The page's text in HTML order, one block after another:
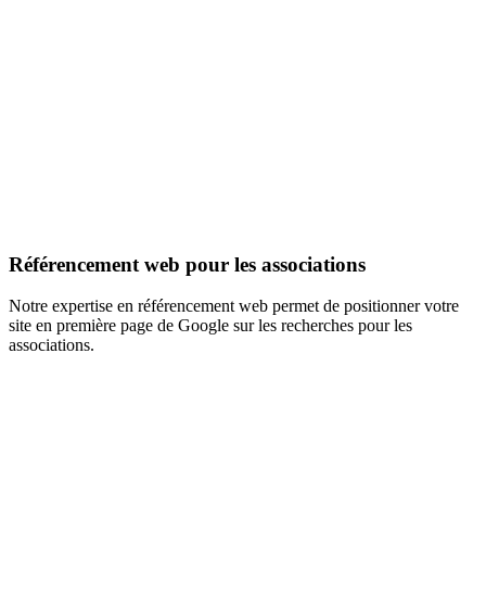
Référencement web pour les associations
Notre expertise en référencement web permet de positionner votre
site en première page de Google sur les recherches pour les
associations.